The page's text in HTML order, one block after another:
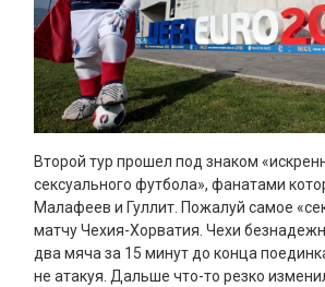
Второй тур прошел под знаком
сексуального футбола», фанатами
Малафеев и Гуллит. Пожалуй самое
матчу Чехия-Хорватия. Чехи
два мяча за 15 минут до конца
не атакуя. Дальше что-то резко